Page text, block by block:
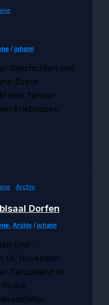
/ johann
Geschichten und
Szene
eine Tänzer-
Erlebnissen
, Archiv
Dorfen
, Archiv/ johann
und -
14. November
Tanzabend im